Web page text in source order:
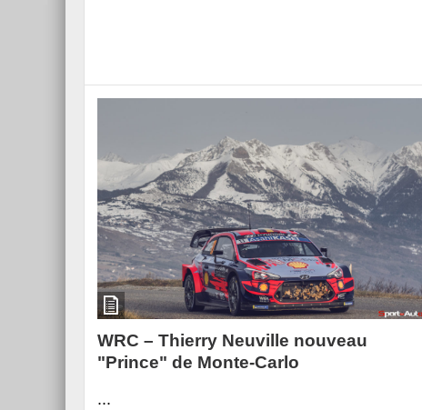
WRC – Thierry Neuville nouveau
"Prince" de Monte-Carlo
...
Essai – Morgan Supersport